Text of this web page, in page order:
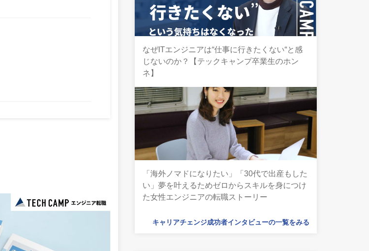
なぜITエンジニアは“仕事に行きたくない“と感
じないのか？【テックキャンプ卒業生のホン
ネ】
「海外ノマドになりたい」「30代で出産もした
い」夢を叶えるためゼロからスキルを身につけ
た女性エンジニアの転職ストーリー
キャリアチェンジ成功者インタビューの一覧をみる